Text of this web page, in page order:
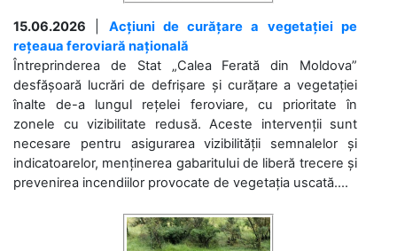
15.06.2026
Acțiuni de curățare a vegetației pe
rețeaua feroviară națională
Întreprinderea de Stat „Calea Ferată din Moldova”
desfășoară lucrări de defrișare și curățare a vegetației
înalte de-a lungul rețelei feroviare, cu prioritate în
zonele cu vizibilitate redusă. Aceste intervenții sunt
necesare pentru asigurarea vizibilității semnalelor și
indicatoarelor, menținerea gabaritului de liberă trecere și
prevenirea incendiilor provocate de vegetația uscată....